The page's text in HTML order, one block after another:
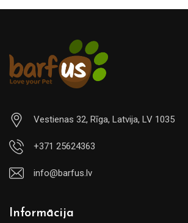
Vestienas 32, Rīga, Latvija, LV 1035
+371 25624363
info@barfus.lv
Informācija